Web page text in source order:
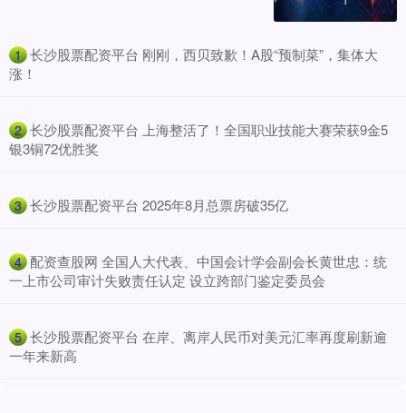
1 ​长沙股票配资平台 刚刚，西贝致歉！A股“预制菜”，集体大
涨！
2 ​长沙股票配资平台 上海整活了！全国职业技能大赛荣获9金5
银3铜72优胜奖
3 ​长沙股票配资平台 2025年8月总票房破35亿
4 ​配资查股网 全国人大代表、中国会计学会副会长黄世忠：统
一上市公司审计失败责任认定 设立跨部门鉴定委员会
5 ​长沙股票配资平台 在岸、离岸人民币对美元汇率再度刷新逾
一年来新高